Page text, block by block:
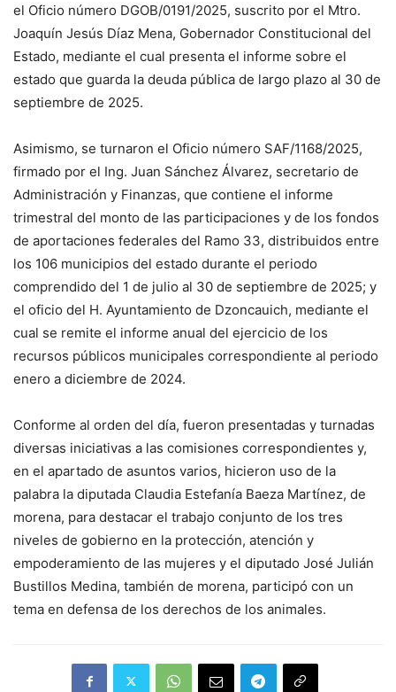
el Oficio número DGOB/0191/2025, suscrito por el Mtro.
Joaquín Jesús Díaz Mena, Gobernador Constitucional del
Estado, mediante el cual presenta el informe sobre el
estado que guarda la deuda pública de largo plazo al 30 de
septiembre de 2025.
Asimismo, se turnaron el Oficio número SAF/1168/2025,
firmado por el Ing. Juan Sánchez Álvarez, secretario de
Administración y Finanzas, que contiene el informe
trimestral del monto de las participaciones y de los fondos
de aportaciones federales del Ramo 33, distribuidos entre
los 106 municipios del estado durante el periodo
comprendido del 1 de julio al 30 de septiembre de 2025; y
el oficio del H. Ayuntamiento de Dzoncauich, mediante el
cual se remite el informe anual del ejercicio de los
recursos públicos municipales correspondiente al periodo
enero a diciembre de 2024.
Conforme al orden del día, fueron presentadas y turnadas
diversas iniciativas a las comisiones correspondientes y,
en el apartado de asuntos varios, hicieron uso de la
palabra la diputada Claudia Estefanía Baeza Martínez, de
morena, para destacar el trabajo conjunto de los tres
niveles de gobierno en la protección, atención y
empoderamiento de las mujeres y el diputado José Julián
Bustillos Medina, también de morena, participó con un
tema en defensa de los derechos de los animales.